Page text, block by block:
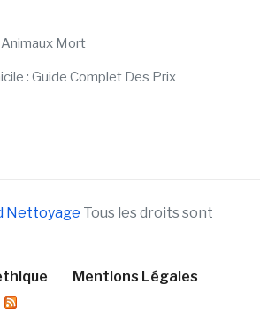
Mort
: Guide Complet Des Prix
Nettoyage Tous les droits sont
Mentions Légales